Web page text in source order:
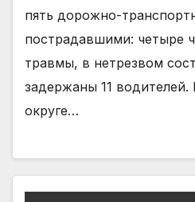
пять дорожно-
пострадавшими: четыре
травмы, в нетрезвом
задержаны 11
округе…